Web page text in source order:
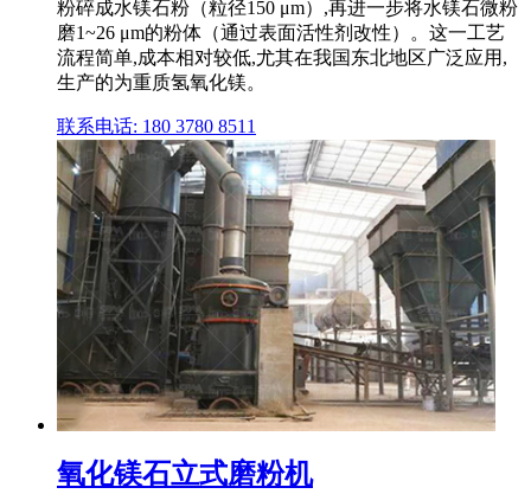
粉碎成水镁石粉（粒径150 μm）,再进一步将水镁石微粉
磨1~26 μm的粉体（通过表面活性剂改性）。这一工艺
流程简单,成本相对较低,尤其在我国东北地区广泛应用,
生产的为重质氢氧化镁。
联系电话: 180 3780 8511
氧化镁石立式磨粉机